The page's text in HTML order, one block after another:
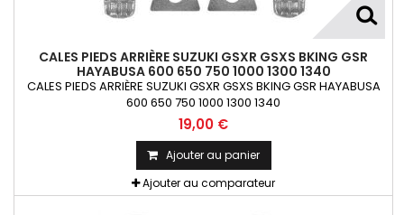
CALES PIEDS ARRIÈRE SUZUKI GSXR GSXS BKING GSR
HAYABUSA 600 650 750 1000 1300 1340
CALES PIEDS ARRIÈRE SUZUKI GSXR GSXS BKING GSR HAYABUSA
600 650 750 1000 1300 1340
19,00 €
Ajouter au panier
Ajouter au comparateur